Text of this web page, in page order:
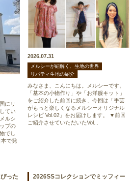
にリ
てい
ルシ
プの
でし
で発
2026.07.31
メルシーが紐解く、生地の世界
リバティ生地の紹介
みなさま、こんにちは。メルシーです。
「基本の小物作り」や「お洋服キット」
をご紹介した前回に続き、今回は「手芸
がもっと楽しくなるメルシーオリジナル
レシピ Vol.02」をお届けします。 ▼前回
ご紹介させていただいたVol...
った
2026SSコレクションでミッフィー